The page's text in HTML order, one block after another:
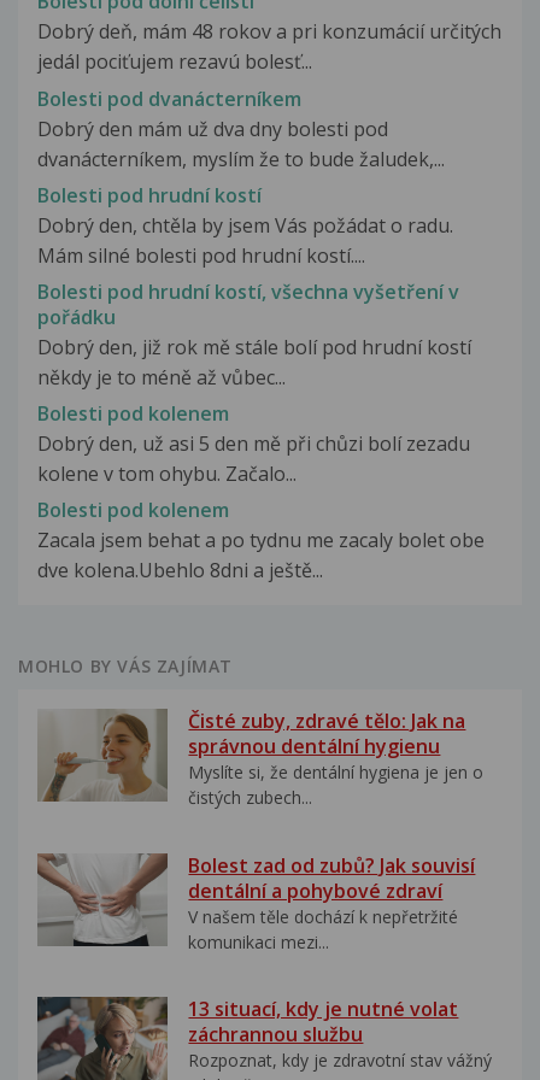
Dobrý deň, mám 48 rokov a pri konzumácií určitých
jedál pociťujem rezavú bolesť...
Bolesti pod dvanácterníkem
Dobrý den mám už dva dny bolesti pod
dvanácterníkem, myslím že to bude žaludek,...
Bolesti pod hrudní kostí
Dobrý den, chtěla by jsem Vás požádat o radu.
Mám silné bolesti pod hrudní kostí....
Bolesti pod hrudní kostí, všechna vyšetření v
pořádku
Dobrý den, již rok mě stále bolí pod hrudní kostí
někdy je to méně až vůbec...
Bolesti pod kolenem
Dobrý den, už asi 5 den mě při chůzi bolí zezadu
kolene v tom ohybu. Začalo...
Bolesti pod kolenem
Zacala jsem behat a po tydnu me zacaly bolet obe
dve kolena.Ubehlo 8dni a ještě...
MOHLO BY VÁS ZAJÍMAT
Čisté zuby, zdravé tělo: Jak na
správnou dentální hygienu
Myslíte si, že dentální hygiena je jen o
čistých zubech...
Bolest zad od zubů? Jak souvisí
dentální a pohybové zdraví
V našem těle dochází k nepřetržité
komunikaci mezi...
13 situací, kdy je nutné volat
záchrannou službu
Rozpoznat, kdy je zdravotní stav vážný